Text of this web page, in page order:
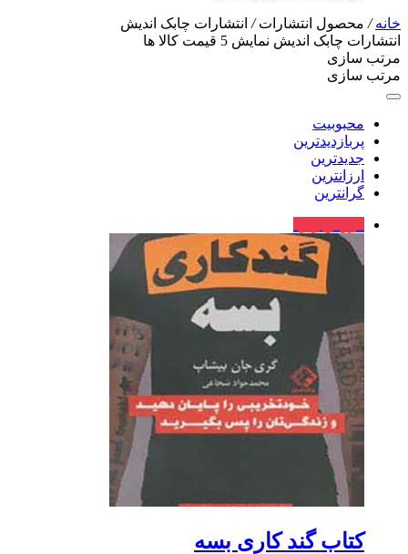
خانه/ محصول انتشارات/ انتشارات چابک اندیش
انتشارات چابک اندیش نمایش 5 قیمت کالا ها
مرتب سازی
مرتب سازی
محبوبیت
پربازدیدترین
جدیدترین
ارزانترین
گرانترین
کتاب گند کاری بسه